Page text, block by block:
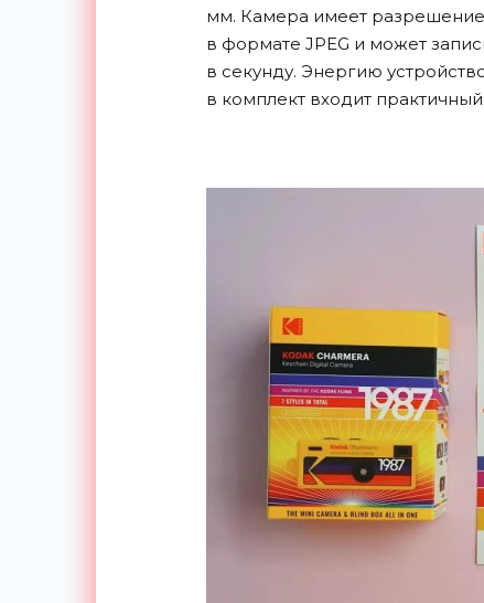
мм. Камера имеет разрешение
в формате JPEG и может
в секунду. Энергию
в комплект входит